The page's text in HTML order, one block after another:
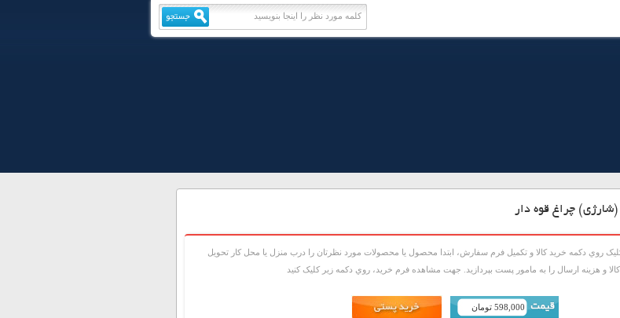
چراغ قوه دار
روي دکمه خريد کالا و تکميل فرم سفارش، ابتدا محصول يا محصولات مورد نظرتان را درب منزل يا محل کار تحويل
و هزينه ارسال را به مامور پست بپردازيد. جهت مشاهده فرم خريد، روي دکمه زير کليک کنيد
598,000 تومان